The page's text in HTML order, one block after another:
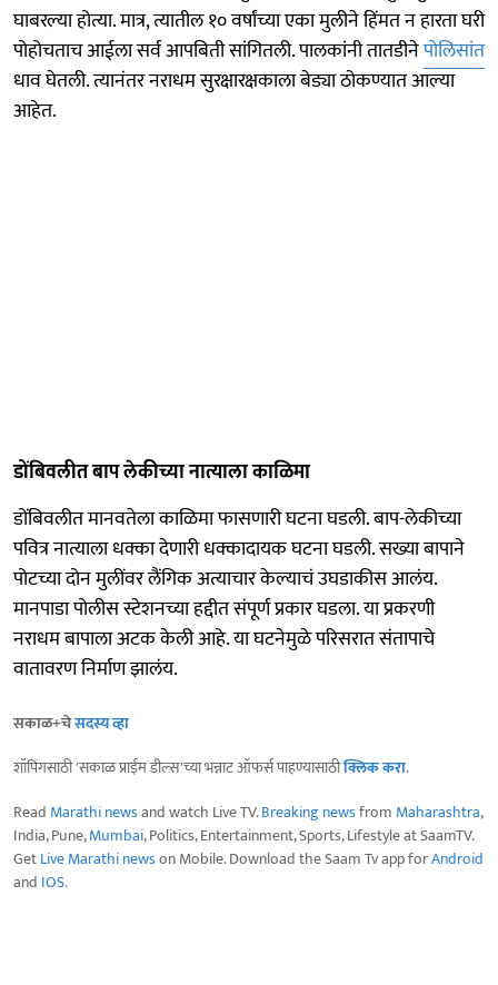
घाबरल्या होत्या. मात्र, त्यातील १० वर्षांच्या एका मुलीने हिंमत न हारता घरी
पोहोचताच आईला सर्व आपबिती सांगितली. पालकांनी तातडीनेपोलिसांत
धाव घेतली. त्यानंतर नराधम सुरक्षारक्षकाला बेड्या ठोकण्यात आल्या
आहेत.
डोंबिवलीत बाप लेकीच्या नात्याला काळिमा
डोंबिवलीत मानवतेला काळिमा फासणारी घटना घडली. बाप-लेकीच्या
पवित्र नात्याला धक्का देणारी धक्कादायक घटना घडली. सख्या बापाने
पोटच्या दोन मुलींवर लैंगिक अत्याचार केल्याचं उघडाकीस आलंय.
मानपाडा पोलीस स्टेशनच्या हद्दीत संपूर्ण प्रकार घडला. या प्रकरणी
नराधम बापाला अटक केली आहे. या घटनेमुळे परिसरात संतापाचे
वातावरण निर्माण झालंय.
सकाळ+चेसदस्य व्हा
शॉपिंगसाठी 'सकाळ प्राईम डील्स'च्या भन्नाट ऑफर्स पाहण्यासाठीक्लिक करा.
Read Marathi newsand watch Live TV.Breaking newsfrom Maharashtra,
India, Pune,Mumbai, Politics, Entertainment, Sports, Lifestyle at SaamTV.
GetLive Marathi newson Mobile. Download the Saam Tv app forAndroid
and IOS.